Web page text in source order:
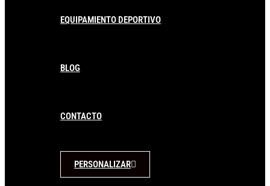
EQUIPAMIENTO DEPORTIVO
BLOG
CONTACTO
PERSONALIZAR